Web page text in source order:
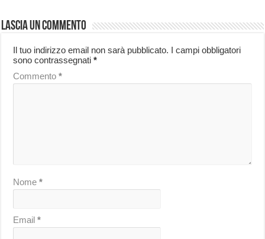
Lascia un commento
Il tuo indirizzo email non sarà pubblicato. I campi obbligatori
sono contrassegnati*
Commento*
Nome*
Email*